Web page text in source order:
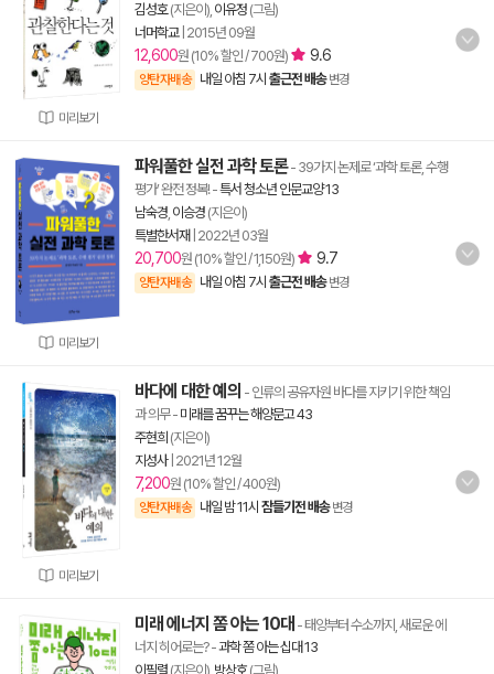
미리보기
김성호(지은이), 이유정 (그림)
너머학교| 2015년 09월
12,600원 (10% 할인 / 700원) 9.6
양탄자배송 내일 아침 7시 출근전 배송 변경
미리보기
파워풀한 실전 과학 토론- 39가지 논제로 ‘과학 토론, 수행
평가’ 완전 정복!-특서 청소년 인문교양 13
남숙경 이승경 (지은이)
특별한서재 2022년 03월
20,700원 (10% 할인 / 1,150원) 9.7
양탄자배송 내일 아침 7시 출근전 배송 변경
미리보기
바다에 대한 예의 - 인류의 공유자원 바다를 지키기 위한 책임
과 의무- 미래를 꿈꾸는 해양문고 43
주현희 (지은이)
지성사| 2021년 12월
7,200원 (10% 할인 / 400원)
양탄자배송 내일 밤 11시 잠들기전 배송 변경
미래 에너지 쫌 아는 10대 - 태양부터 수소까지, 새로운 에
너지 히어로는?-과학 쫌 아는 십대 13
이필렬 (지은이), 방상호 (그림)